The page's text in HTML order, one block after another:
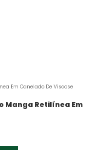
Em Canelado De Viscose
Manga Retilínea Em